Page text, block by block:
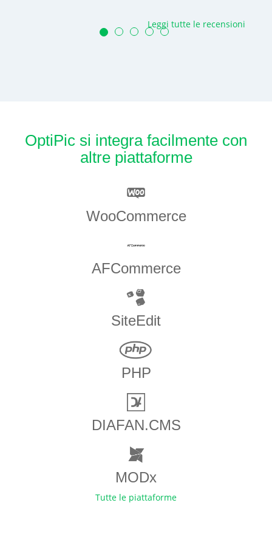
Leggi tutte le recensioni
OptiPic si integra facilmente con
altre piattaforme
WooCommerce
AFCommerce
SiteEdit
PHP
DIAFAN.CMS
MODx
Tutte le piattaforme